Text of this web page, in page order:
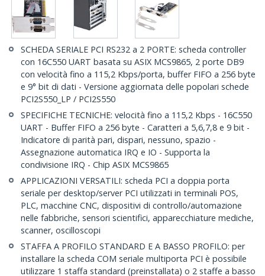
SCHEDA SERIALE PCI RS232 a 2 PORTE: scheda controller
con 16C550 UART basata su ASIX MCS9865, 2 porte DB9
con velocità fino a 115,2 Kbps/porta, buffer FIFO a 256 byte
e 9° bit di dati - Versione aggiornata delle popolari schede
PCI2S550_LP / PCI2S550
SPECIFICHE TECNICHE: velocità fino a 115,2 Kbps - 16C550
UART - Buffer FIFO a 256 byte - Caratteri a 5,6,7,8 e 9 bit -
Indicatore di parità pari, dispari, nessuno, spazio -
Assegnazione automatica IRQ e IO - Supporta la
condivisione IRQ - Chip ASIX MCS9865
APPLICAZIONI VERSATILI: scheda PCI a doppia porta
seriale per desktop/server PCI utilizzati in terminali POS,
PLC, macchine CNC, dispositivi di controllo/automazione
nelle fabbriche, sensori scientifici, apparecchiature mediche,
scanner, oscilloscopi
STAFFA A PROFILO STANDARD E A BASSO PROFILO: per
installare la scheda COM seriale multiporta PCI è possibile
utilizzare 1 staffa standard (preinstallata) o 2 staffe a basso